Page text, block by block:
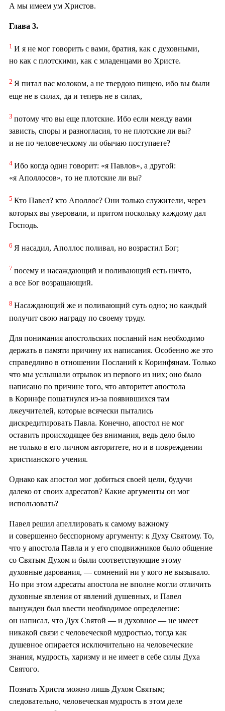
А мы имеем ум Христов.
Глава 3.
1 И я не мог говорить с вами, братия, как с духовными,
но как с плотскими, как с младенцами во Христе.
2 Я питал вас молоком, а не твердою пищею, ибо вы были
еще не в силах, да и теперь не в силах,
3 потому что вы еще плотские. Ибо если между вами
зависть, споры и разногласия, то не плотские ли вы?
и не по человеческому ли обычаю поступаете?
4 Ибо когда один говорит: «я Павлов», а другой:
«я Аполлосов», то не плотские ли вы?
5 Кто Павел? кто Аполлос? Они только служители, через
которых вы уверовали, и притом поскольку каждому дал
Господь.
6 Я насадил, Аполлос поливал, но возрастил Бог;
7 посему и насаждающий и поливающий есть ничто,
а все Бог возращающий.
8 Насаждающий же и поливающий суть одно; но каждый
получит свою награду по своему труду.
Для понимания апостольских посланий нам необходимо
держать в памяти причину их написания. Особенно же это
справедливо в отношении Посланий к Коринфянам. Только
что мы услышали отрывок из первого из них; оно было
написано по причине того, что авторитет апостола
в Коринфе пошатнулся из-за появившихся там
лжеучителей, которые всячески пытались
дискредитировать Павла. Конечно, апостол не мог
оставить происходящее без внимания, ведь дело было
не только в его личном авторитете, но и в повреждении
христианского учения.
Однако как апостол мог добиться своей цели, будучи
далеко от своих адресатов? Какие аргументы он мог
использовать?
Павел решил апеллировать к самому важному
и совершенно бесспорному аргументу: к Духу Святому. То,
что у апостола Павла и у его сподвижников было общение
со Святым Духом и были соответствующие этому
духовные дарования, — сомнений ни у кого не вызывало.
Но при этом адресаты апостола не вполне могли отличить
духовные явления от явлений душевных, и Павел
вынужден был ввести необходимое определение:
он написал, что Дух Святой — и духовное — не имеет
никакой связи с человеческой мудростью, тогда как
душевное опирается исключительно на человеческие
знания, мудрость, харизму и не имеет в себе силы Духа
Святого.
Познать Христа можно лишь Духом Святым;
следовательно, человеческая мудрость в этом деле